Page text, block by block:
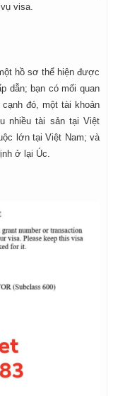
visa.
hồ sơ thể hiện được
dẫn; bạn có mối quan
đó, một tài khoản
nhiều tài sản tại Việt
lớn tại Việt Nam; và
ở lại Úc.